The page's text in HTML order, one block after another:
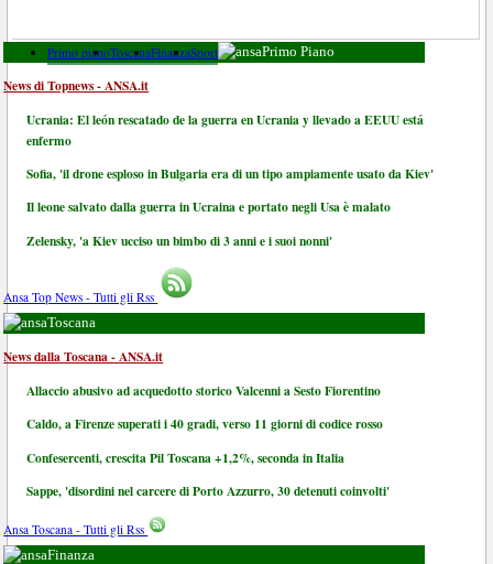
Primo pianoToscanaFinanzaSport Primo Piano
News di Topnews - ANSA.it
Ucrania: El león rescatado de la guerra en Ucrania y llevado a EEUU está
enfermo
Sofia, 'il drone esploso in Bulgaria era di un tipo ampiamente usato da Kiev'
Il leone salvato dalla guerra in Ucraina e portato negli Usa è malato
Zelensky, 'a Kiev ucciso un bimbo di 3 anni e i suoi nonni'
Ansa Top News - Tutti gli Rss
Toscana
News dalla Toscana - ANSA.it
Allaccio abusivo ad acquedotto storico Valcenni a Sesto Fiorentino
Caldo, a Firenze superati i 40 gradi, verso 11 giorni di codice rosso
Confesercenti, crescita Pil Toscana +1,2%, seconda in Italia
Sappe, 'disordini nel carcere di Porto Azzurro, 30 detenuti coinvolti'
Ansa Toscana - Tutti gli Rss
Finanza